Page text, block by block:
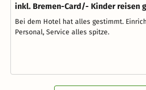
inkl. Bremen-Card/- Kinder reisen
Bei dem Hotel hat alles gestimmt.
Personal, Service alles spitze.